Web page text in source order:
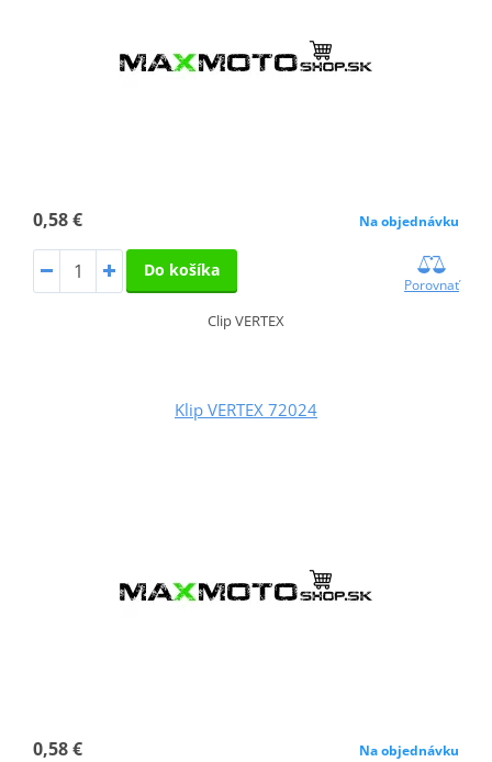
0,58 € Na objednávku
Do košíka
Porovnať
Clip VERTEX
Klip VERTEX 72024
0,58 € Na objednávku